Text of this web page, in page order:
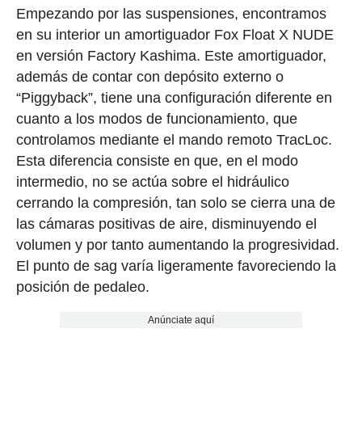
Empezando por las suspensiones, encontramos
en su interior un amortiguador Fox Float X NUDE
en versión Factory Kashima. Este amortiguador,
además de contar con depósito externo o
“Piggyback”, tiene una configuración diferente en
cuanto a los modos de funcionamiento, que
controlamos mediante el mando remoto TracLoc.
Esta diferencia consiste en que, en el modo
intermedio, no se actúa sobre el hidráulico
cerrando la compresión, tan solo se cierra una de
las cámaras positivas de aire, disminuyendo el
volumen y por tanto aumentando la progresividad.
El punto de sag varía ligeramente favoreciendo la
posición de pedaleo.
Anúnciate aquí